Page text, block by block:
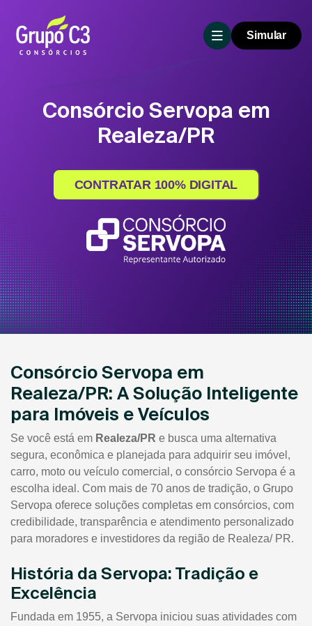
Simular
Consórcio Servopa em
Realeza/PR
CONTRATAR 100% DIGITAL
Consórcio Servopa em
Realeza/PR: A Solução Inteligente
para Imóveis e Veículos
Se você está em Realeza/PR e busca uma alternativa
segura, econômica e planejada para adquirir seu imóvel,
carro, moto ou veículo comercial, o consórcio Servopa é a
escolha ideal. Com mais de 70 anos de tradição, o Grupo
Servopa oferece soluções completas em consórcios, com
credibilidade, transparência e atendimento personalizado
para moradores e investidores da região de Realeza/ PR.
História da Servopa: Tradição e
Excelência
Fundada em 1955, a Servopa iniciou suas atividades com